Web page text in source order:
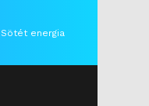
Sötét energia